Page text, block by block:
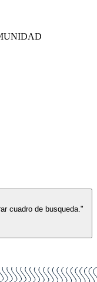
cuadro de busqueda."